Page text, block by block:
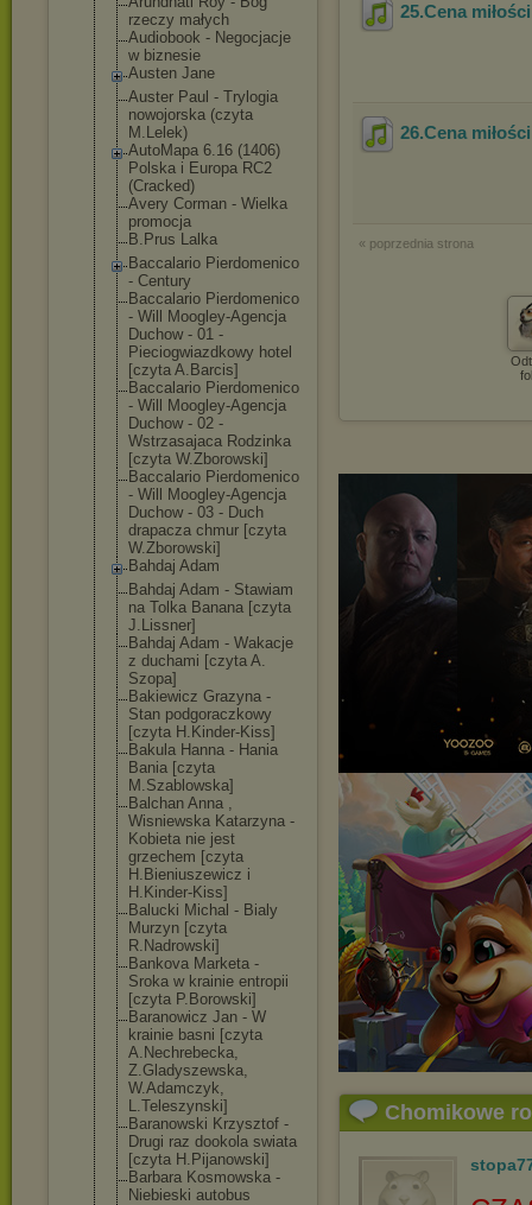
rzeczy małych
Audiobook - Negocjacje
w biznesie
Austen Jane
Auster Paul - Trylogia
nowojorska (czyta
M.Lelek)
AutoMapa 6.16 (1406)
Polska i Europa RC2
(Cracked)
Avery Corman - Wielka
promocja
B.Prus Lalka
Baccalario Pierdomenico
- Century
Baccalario Pierdomenico
- Will Moogley-Agencja
Duchow - 01 -
Pieciogwiazdkowy hotel
[czyta A.Barcis]
Baccalario Pierdomenico
- Will Moogley-Agencja
Duchow - 02 -
Wstrzasajaca Rodzinka
[czyta W.Zborowski]
Baccalario Pierdomenico
- Will Moogley-Agencja
Duchow - 03 - Duch
drapacza chmur [czyta
W.Zborowski]
Bahdaj Adam
Bahdaj Adam - Stawiam
na Tolka Banana [czyta
J.Lissner]
Bahdaj Adam - Wakacje
z duchami [czyta A.
Szopa]
Bakiewicz Grazyna -
Stan podgoraczkowy
[czyta H.Kinder-Kiss]
Bakula Hanna - Hania
Bania [czyta
M.Szablowska]
Balchan Anna ,
Wisniewska Katarzyna -
Kobieta nie jest
grzechem [czyta
H.Bieniuszewicz i
H.Kinder-Kiss]
Balucki Michal - Bialy
Murzyn [czyta
R.Nadrowski]
Bankova Marketa -
Sroka w krainie entropii
[czyta P.Borowski]
Baranowicz Jan - W
krainie basni [czyta
A.Nechrebecka,
Z.Gladyszewska,
W.Adamczyk,
L.Teleszynski]
Baranowski Krzysztof -
Drugi raz dookola swiata
[czyta H.Pijanowski]
Barbara Kosmowska -
Niebieski autobus
25.Cena miłości
26.Cena miłości
« poprzednia strona
Chomikowe